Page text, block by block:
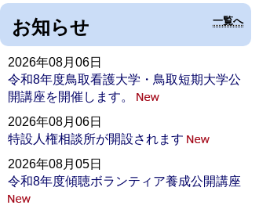
お知らせ 一覧へ
2026年08月06日
令和8年度鳥取看護大学・鳥取短期大学公
開講座を開催します。
2026年08月06日
特設人権相談所が開設されます
2026年08月05日
令和8年度傾聴ボランティア養成公開講座